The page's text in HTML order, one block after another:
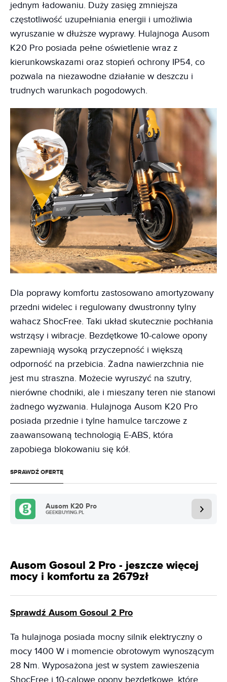
jednym ładowaniu. Duży zasięg zmniejsza
częstotliwość uzupełniania energii i umożliwia
wyruszanie w dłuższe wyprawy. Hulajnoga Ausom
K20 Pro posiada pełne oświetlenie wraz z
kierunkowskazami oraz stopień ochrony IP54, co
pozwala na niezawodne działanie w deszczu i
trudnych warunkach pogodowych.
Dla poprawy komfortu zastosowano amortyzowany
przedni widelec i regulowany dwustronny tylny
wahacz ShocFree. Taki układ skutecznie pochłania
wstrząsy i wibracje. Bezdętkowe 10-calowe opony
zapewniają wysoką przyczepność i większą
odporność na przebicia. Żadna nawierzchnia nie
jest mu straszna. Możecie wyruszyć na szutry,
nierówne chodniki, ale i mieszany teren nie stanowi
żadnego wyzwania. Hulajnoga Ausom K20 Pro
posiada przednie i tylne hamulce tarczowe z
zaawansowaną technologią E-ABS, która
zapobiega blokowaniu się kół.
SPRAWDŹ OFERTĘ
Ausom K20 Pro
GEEKBUYING.PL
Ausom Gosoul 2 Pro - jeszcze więcej
mocy i komfortu za 2679zł
Sprawdź Ausom Gosoul 2 Pro
Ta hulajnoga posiada mocny silnik elektryczny o
mocy 1400 W i momencie obrotowym wynoszącym
28 Nm. Wyposażona jest w system zawieszenia
ShocFree i 10-calowe opony bezdętkowe, które